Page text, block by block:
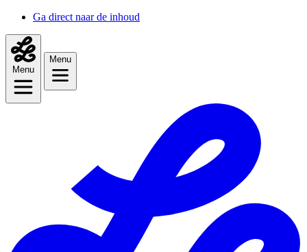
Ga direct naar de inhoud
Menu
Menu